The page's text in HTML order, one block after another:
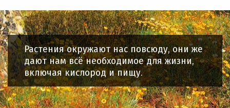
Растения окружают нас повсюду, они же
дают нам всё необходимое для жизни,
включая кислород и пищу.